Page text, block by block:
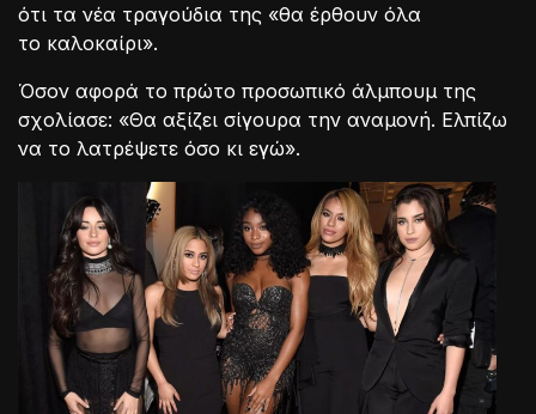
ότι τα νέα τραγούδια της «θα έρθουν όλα
το καλοκαίρι».
Όσον αφορά το πρώτο προσωπικό άλμπουμ της
σχολίασε: «Θα αξίζει σίγουρα την αναμονή. Ελπίζω
να το λατρέψετε όσο κι εγώ».